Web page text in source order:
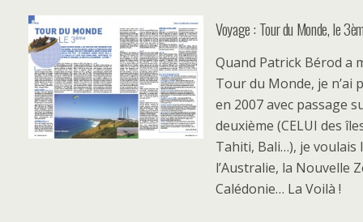
Voyage : Tour du Monde, le
Quand Patrick Bérod a
Tour du Monde, je n’ai
en 2007 avec passage
deuxième (CELUI des
Tahiti, Bali…), je voulais
l’Australie, la Nouvelle
Calédonie… La Voilà !